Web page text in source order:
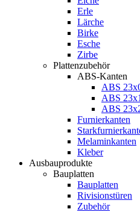
Erle
Lärche
Birke
Esche
Zirbe
Plattenzubehör
ABS-Kanten
ABS
ABS
ABS
Furnierkanten
Melaminkanten
Kleber
Ausbauprodukte
Bauplatten
Bauplatten
Rivisionstüren
Zubehör